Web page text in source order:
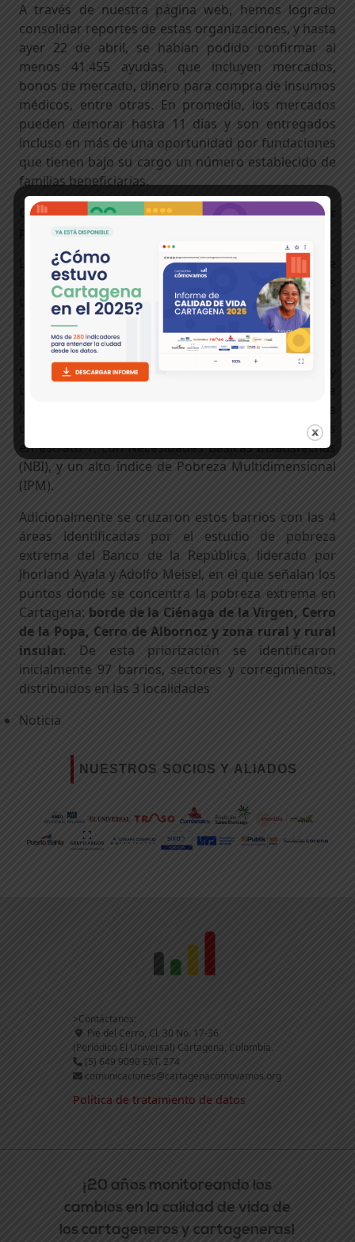
A través de nuestra página web, hemos logrado
consolidar reportes de estas organizaciones, y hasta
ayer 22 de abril, se habían podido confirmar al
menos 41.455 ayudas, que incluyen mercados,
bonos de mercado, dinero para compra de insumos
médicos, entre otras. En promedio, los mercados
pueden demorar hasta 11 días y son entregados
incluso en más de una oportunidad por fundaciones
que tienen bajo su cargo un número establecido de
familias beneficiarias.
Consulta aquí el tablero de ayudas del sector
privado.
La alcaldía de Cartagena ha priorizado 7 zonas de
intervención, focalizando la ayuda en los barrios
donde se concentra tanto pobreza extrema como
necesidades básicas insatisfechas.
La Alcaldía de Cartagena ha definido un criterio
técnico para identificar los barrios, sectores y
dispuesto que los barrios priorizados serán aquellos
en estrato 1, con Necesidades Básicas Insatisfechas
(NBI), y un alto índice de Pobreza Multidimensional
(IPM).
Adicionalmente se cruzaron estos barrios con las 4
áreas identificadas por el estudio de pobreza
extrema del Banco de la República, liderado por
Jhorland Ayala y Adolfo Meisel, en el que señalan los
puntos donde se concentra la pobreza extrema en
Cartagena: borde de la Ciénaga de la Virgen, Cerro
de la Popa, Cerro de Albornoz y zona rural y rural
insular. De esta priorización se identificaron
inicialmente 97 barrios, sectores y corregimientos,
distribuidos en las 3 localidades
Noticia
NUESTROS SOCIOS Y ALIADOS
>Contáctanos:
Pie del Cerro, Cl. 30 No. 17-36
(Periódico El Universal) Cartagena, Colombia.
(5) 649 9090 EXT. 274
comunicaciones@cartagenacomovamos.org
Política de tratamiento de datos
¡20 años monitoreando los
cambios en la calidad de vida de
los cartageneros y cartageneras!